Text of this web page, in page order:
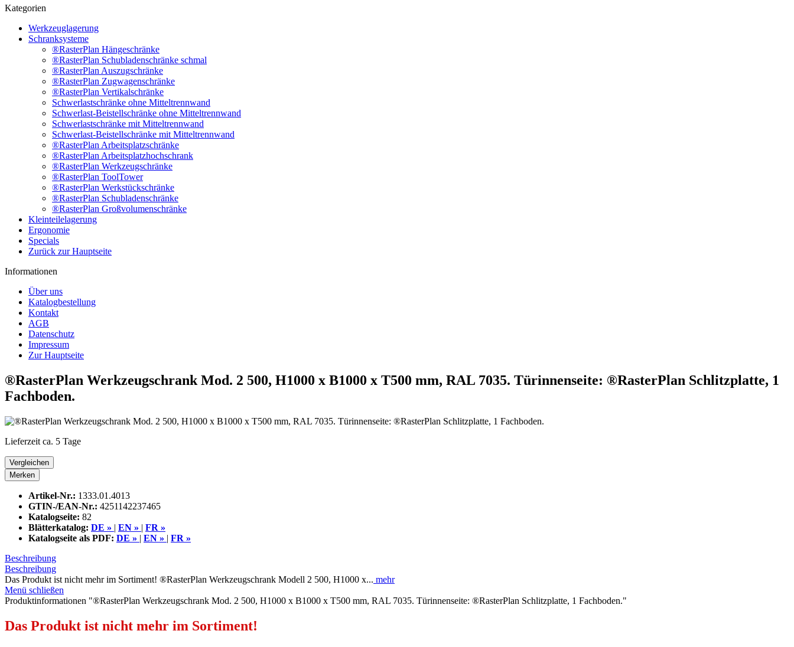
Kategorien
Werkzeuglagerung
Schranksysteme
®RasterPlan Hängeschränke
®RasterPlan Schubladenschränke schmal
®RasterPlan Auszugschränke
®RasterPlan Zugwagenschränke
®RasterPlan Vertikalschränke
Schwerlastschränke ohne Mitteltrennwand
Schwerlast-Beistellschränke ohne Mitteltrennwand
Schwerlastschränke mit Mitteltrennwand
Schwerlast-Beistellschränke mit Mitteltrennwand
®RasterPlan Arbeitsplatzschränke
®RasterPlan Arbeitsplatzhochschrank
®RasterPlan Werkzeugschränke
®RasterPlan ToolTower
®RasterPlan Werkstückschränke
®RasterPlan Schubladenschränke
®RasterPlan Großvolumenschränke
Kleinteilelagerung
Ergonomie
Specials
Zurück zur Hauptseite
Informationen
Über uns
Katalogbestellung
Kontakt
AGB
Datenschutz
Impressum
Zur Hauptseite
®RasterPlan Werkzeugschrank Mod. 2 500, H1000 x B1000 x T500 mm, RAL 7035. Türinnenseite: ®RasterPlan Schlitzplatte, 1
Fachboden.
Lieferzeit ca. 5 Tage
Vergleichen
Merken
Artikel-Nr.: 1333.01.4013
GTIN-/EAN-Nr.: 4251142237465
Katalogseite: 82
Blätterkatalog: DE » | EN » | FR »
Katalogseite als PDF: DE » | EN » | FR »
Beschreibung
Beschreibung
Das Produkt ist nicht mehr im Sortiment! ®RasterPlan Werkzeugschrank Modell 2 500, H1000 x... mehr
Menü schließen
Produktinformationen "®RasterPlan Werkzeugschrank Mod. 2 500, H1000 x B1000 x T500 mm, RAL 7035. Türinnenseite: ®RasterPlan Schlitzplatte, 1 Fachboden."
Das Produkt ist nicht mehr im Sortiment!